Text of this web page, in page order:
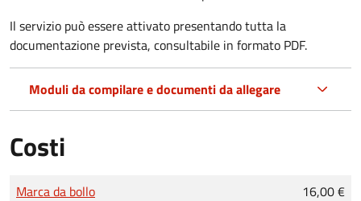
Il servizio può essere attivato presentando tutta la
documentazione prevista, consultabile in formato PDF.
Moduli da compilare e documenti da allegare
Costi
Tipo di pagamento
Importo
Marca da bollo 16,00 €